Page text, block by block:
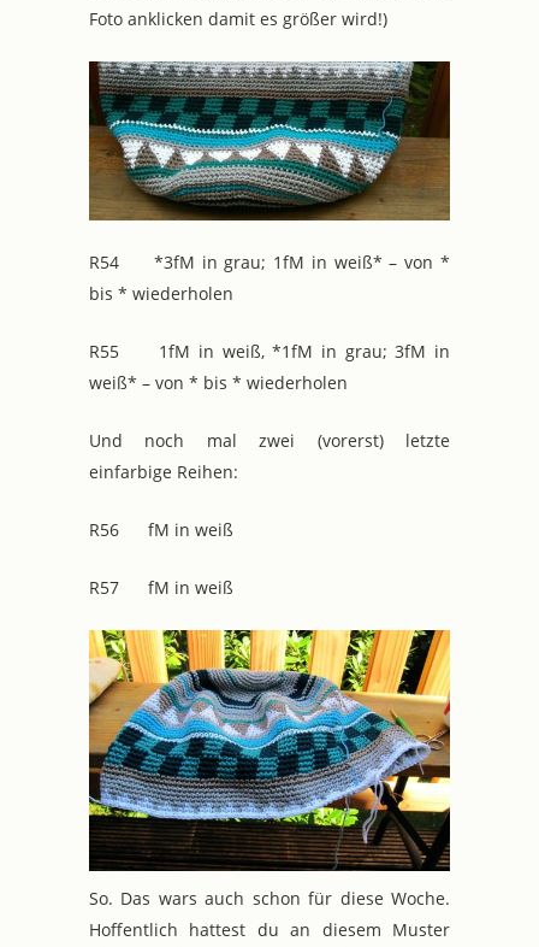
Foto anklicken damit es größer wird!)
R54 *3fM in grau; 1fM in weiß* – von *
bis * wiederholen
R55 1fM in weiß, *1fM in grau; 3fM in
weiß* – von * bis * wiederholen
Und noch mal zwei (vorerst) letzte
einfarbige Reihen:
R56 fM in weiß
R57 fM in weiß
So. Das wars auch schon für diese Woche.
Hoffentlich hattest du an diesem Muster